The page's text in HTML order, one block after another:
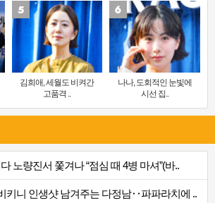
김희애, 세월도 비켜간
고품격 ..
나나, 도회적인 눈빛에
시선 집..
노량진서 쫓겨나 “점심 때 4병 마셔”(바..
키니 인생샷 남겨주는 다정남‥파파라치에 ..